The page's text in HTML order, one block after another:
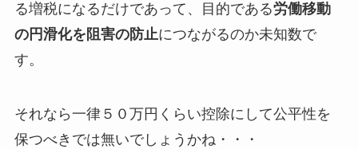
る増税になるだけであって、目的である労働移動
の円滑化を阻害の防止につながるのか未知数で
す。
それなら一律５０万円くらい控除にして公平性を
保つべきでは無いでしょうかね・・・